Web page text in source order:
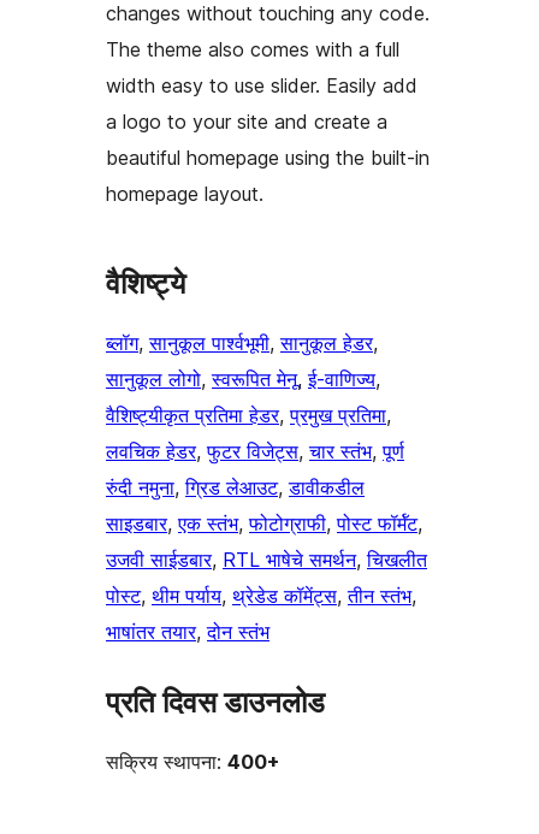
changes without touching any code.
The theme also comes with a full
width easy to use slider. Easily add
a logo to your site and create a
beautiful homepage using the built-in
homepage layout.
वैशिष्ट्ये
ब्लॉग, सानुकूल पार्श्वभूमी, सानुकूल हेडर
सानुकूल लोगो, स्वरूपित मेनू, ई-वाणिज्य
वैशिष्ट्यीकृत प्रतिमा हेडर, प्रमुख प्रतिमा
लवचिक हेडर, फुटर विजेट्स, चार स्तंभ, पूर्ण
रुंदी नमुना, ग्रिड लेआउट, डावीकडील
साइडबार, एक स्तंभ, फोटोग्राफी, पोस्ट फॉर्मॅट
उजवी साईडबार, RTL भाषेचे समर्थन, चिखलीत
पोस्ट, थीम पर्याय, थ्रेडेड कॉमेंट्स, तीन स्तंभ
भाषांतर तयार, दोन स्तंभ
प्रति दिवस डाउनलोड
सक्रिय स्थापना: 400+